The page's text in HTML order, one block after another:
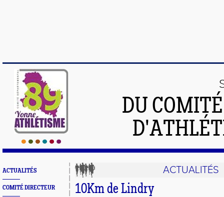
DU
ACTUALITÉS
COMITÉ DIRECTEUR
ACTUALITÉS
10Km de Lindry